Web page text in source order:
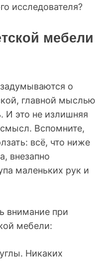
исследователя?
мебели
о
главной мыслью
И это не излишняя
Вспомните,
всё, что ниже
внезапно
маленьких рук и
внимание при
мебели:
Никаких